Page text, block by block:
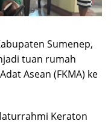
Sumenep,
tuan rumah
Asean (FKMA) ke
Keraton